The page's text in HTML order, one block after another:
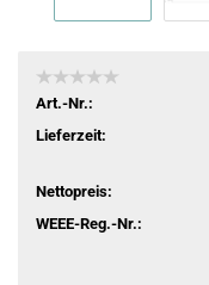
Art.-Nr.:
Lieferzeit:
Nettopreis:
WEEE-Reg.-Nr.: